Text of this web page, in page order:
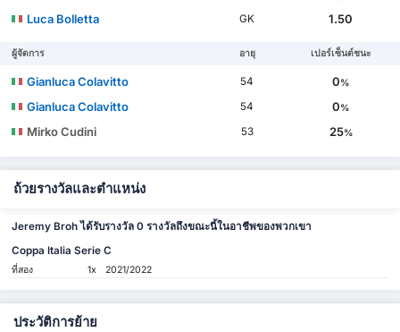
Luca Bolletta
GK 1.50
ผู้จัดการ อายุ เปอร์เซ็นต์ชนะ
Gianluca Colavitto 54 0%
Gianluca Colavitto 54 0%
Mirko Cudini 53 25%
ถ้วยรางวัลและตำแหน่ง
Jeremy Broh ได้รับรางวัล 0 รางวัลถึงขณะนี้ในอาชีพของพวกเขา
Coppa Italia Serie C
ที่สอง 1x 2021/2022
ประวัติการย้าย